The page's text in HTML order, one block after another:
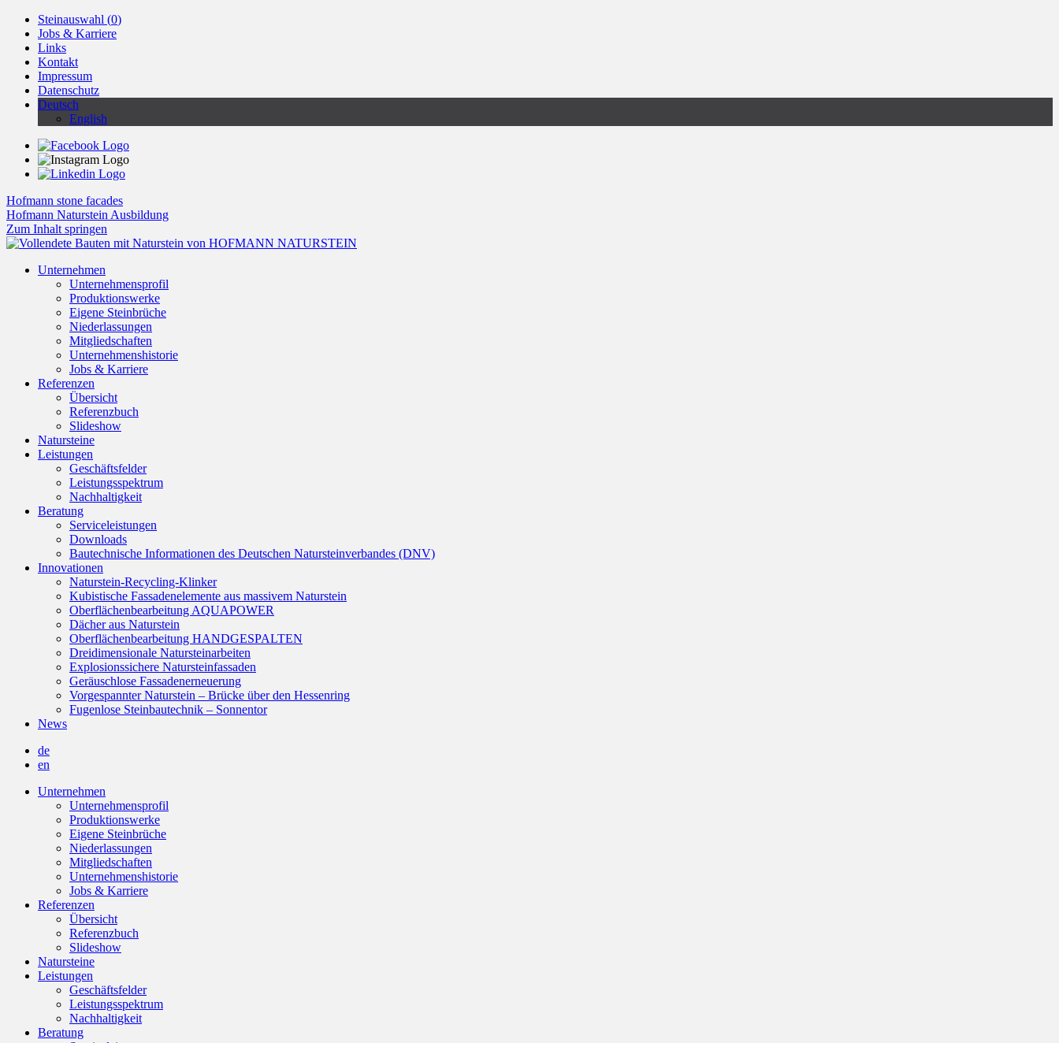
Steinauswahl (0)
Jobs & Karriere
Links
Kontakt
Impressum
Datenschutz
Deutsch
English
Hofmann stone facades
Hofmann Naturstein Ausbildung
Zum Inhalt springen
Unternehmen
Unternehmensprofil
Produktionswerke
Eigene Steinbrüche
Niederlassungen
Mitgliedschaften
Unternehmenshistorie
Jobs & Karriere
Referenzen
Übersicht
Referenzbuch
Slideshow
Natursteine
Leistungen
Geschäftsfelder
Leistungsspektrum
Nachhaltigkeit
Beratung
Serviceleistungen
Downloads
Bautechnische Informationen des Deutschen Natursteinverbandes (DNV)
Innovationen
Naturstein-Recycling-Klinker
Kubistische Fassadenelemente aus massivem Naturstein
Oberflächenbearbeitung AQUAPOWER
Dächer aus Naturstein
Oberflächenbearbeitung HANDGESPALTEN
Dreidimensionale Natursteinarbeiten
Explosionssichere Natursteinfassaden
Geräuschlose Fassadenerneuerung
Vorgespannter Naturstein – Brücke über den Hessenring
Fugenlose Steinbautechnik – Sonnentor
News
de
en
Unternehmen
Unternehmensprofil
Produktionswerke
Eigene Steinbrüche
Niederlassungen
Mitgliedschaften
Unternehmenshistorie
Jobs & Karriere
Referenzen
Übersicht
Referenzbuch
Slideshow
Natursteine
Leistungen
Geschäftsfelder
Leistungsspektrum
Nachhaltigkeit
Beratung